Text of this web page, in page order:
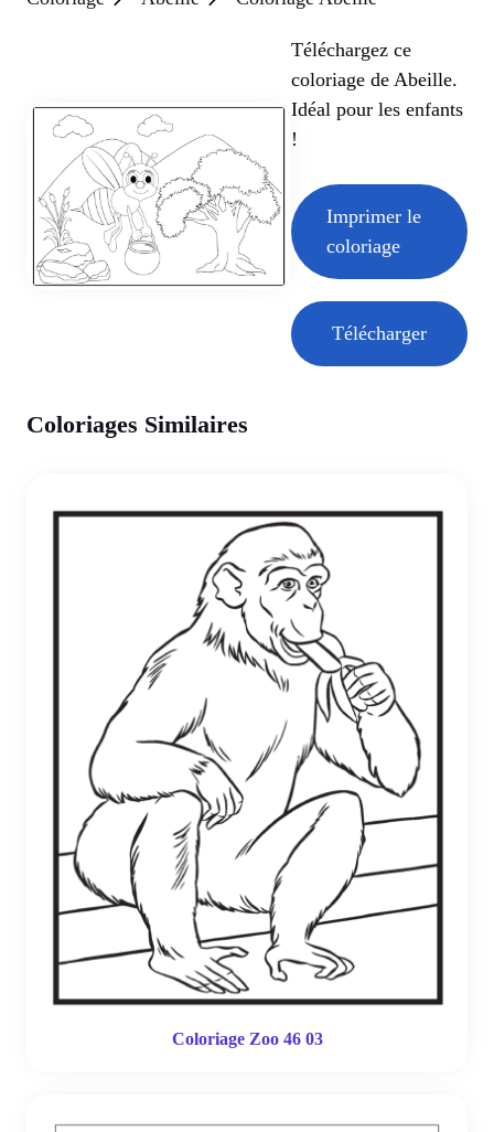
Téléchargez ce
coloriage de Abeille.
Idéal pour les enfants
!
Imprimer le
coloriage
Télécharger
Coloriages Similaires
Coloriage Zoo 46 03